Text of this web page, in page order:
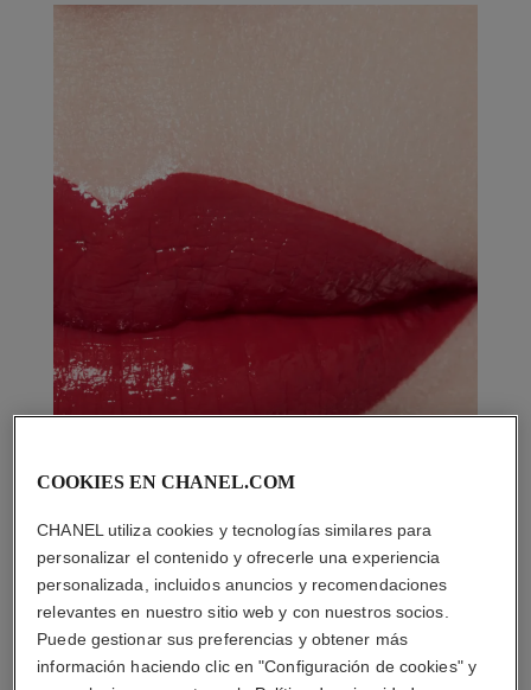
COOKIES EN CHANEL.COM
CHANEL utiliza cookies y tecnologías similares para
personalizar el contenido y ofrecerle una experiencia
personalizada, incluidos anuncios y recomendaciones
relevantes en nuestro sitio web y con nuestros socios.
Puede gestionar sus preferencias y obtener más
información haciendo clic en "Configuración de cookies" y